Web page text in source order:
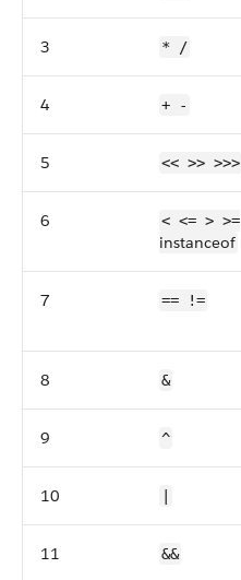
3 * /
4 + -
5 << >> >>>
6 < <= > >=
instanceof
7 == !=
8 &
9 ^
10
11 &&